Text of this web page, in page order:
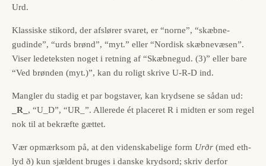
Urd.
Klassiske stikord, der afslører svaret, er “norne”, “skæbne­
gudinde”, “urds brønd”, “myt.” eller “Nordisk skæbne­væsen”.
Viser ledeteksten noget i retning af “Skæbnegud. (3)” eller bare
“Ved brønden (myt.)”, kan du roligt skrive U-R-D ind.
Mangler du stadig et par bogstaver, kan krydsene se sådan ud:
_R_ , “U_D”, “UR_”. Allerede ét placeret R i midten er som regel
nok til at bekræfte gættet.
Vær opmærksom på, at den videnskabelige form Urðr (med eth-
lyd ð) kun sjældent bruges i danske krydsord; skriv derfor